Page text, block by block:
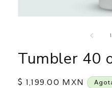
ventana
1
Tumbler 40
Precio
$ 1,199.00 MXN